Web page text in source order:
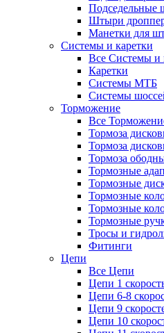
Подседельные
Штыри
Манетки для
Системы и каретки
Все Системы и
Каретки
Системы МТБ
Системы
Торможение
Все
Тормоза
Тормоза
Тормоза
Тормозные
Тормозные
Тормозные
Тормозные
Тормозные
Тросы и
Фитинги
Цепи
Все Цепи
Цепи 1
Цепи 6-8
Цепи 9
Цепи 10